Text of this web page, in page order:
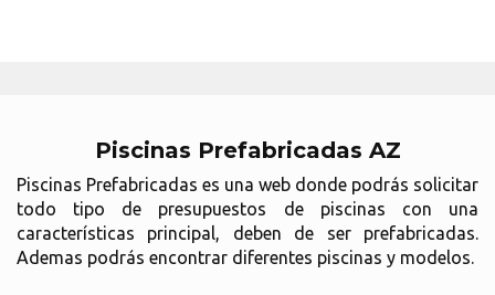
Piscinas Prefabricadas AZ
Piscinas Prefabricadas es una web donde podrás solicitar
todo tipo de presupuestos de piscinas con una
características principal, deben de ser prefabricadas.
Ademas podrás encontrar diferentes piscinas y modelos.